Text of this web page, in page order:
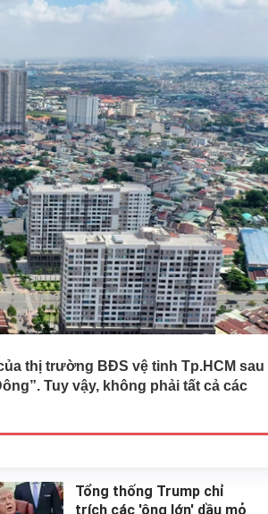
nào cũng có cảm giác muốn di
thị trường BĐS vệ tinh Tp.HCM sau
Tuy vậy, không phải tất cả các
Tổng thống Trump chỉ
trích các 'ông lớn' dầu mỏ